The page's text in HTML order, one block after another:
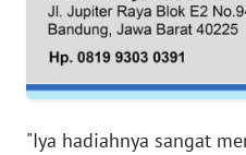
"Iya hadiahnya sangat
WN
WN